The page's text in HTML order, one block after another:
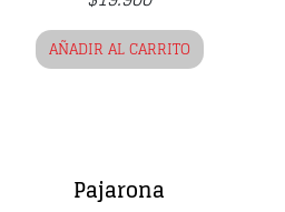
AÑADIR AL CARRITO
Pajarona